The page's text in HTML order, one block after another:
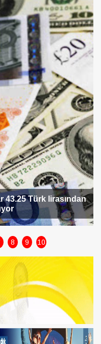
euro 50.40 TL’den
8 9 10